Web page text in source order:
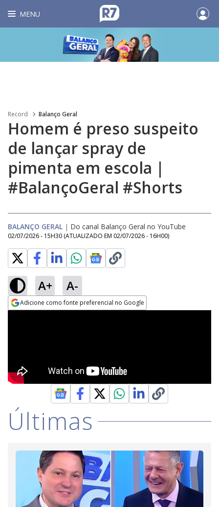
MENU
Record Balanço Geral
Homem é preso suspeito
de lançar spray de
pimenta em escola |
#BalançoGeral #Shorts
BALANÇO GERAL | Do canal Balanço Geral no YouTube
02/07/2026 - 15H30 (ATUALIZADO EM 02/07/2026 - 16H00)
A+ A-
Adicione como fonte preferencial no Google
Últimas